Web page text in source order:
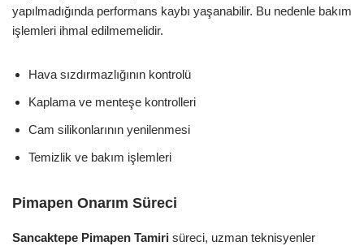
yapılmadığında performans kaybı yaşanabilir. Bu nedenle bakım
işlemleri ihmal edilmemelidir.
Hava sızdırmazlığının kontrolü
Kaplama ve menteşe kontrolleri
Cam silikonlarının yenilenmesi
Temizlik ve bakım işlemleri
Pimapen Onarım Süreci
Sancaktepe Pimapen Tamiri süreci, uzman teknisyenler